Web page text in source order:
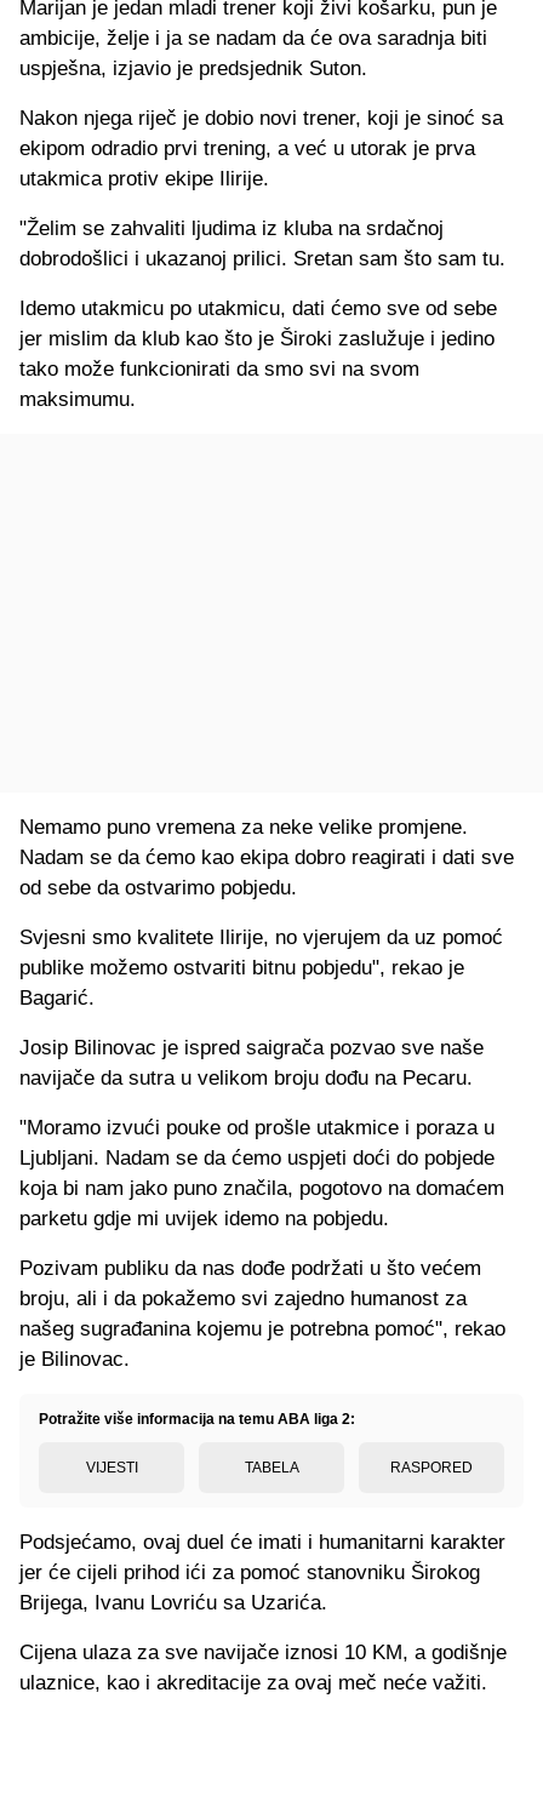
Marijan je jedan mladi trener koji živi košarku, pun je
ambicije, želje i ja se nadam da će ova saradnja biti
uspješna, izjavio je predsjednik Suton.
Nakon njega riječ je dobio novi trener, koji je sinoć sa
ekipom odradio prvi trening, a već u utorak je prva
utakmica protiv ekipe Ilirije.
"Želim se zahvaliti ljudima iz kluba na srdačnoj
dobrodošlici i ukazanoj prilici. Sretan sam što sam tu.
Idemo utakmicu po utakmicu, dati ćemo sve od sebe
jer mislim da klub kao što je Široki zaslužuje i jedino
tako može funkcionirati da smo svi na svom
maksimumu.
Nemamo puno vremena za neke velike promjene.
Nadam se da ćemo kao ekipa dobro reagirati i dati sve
od sebe da ostvarimo pobjedu.
Svjesni smo kvalitete Ilirije, no vjerujem da uz pomoć
publike možemo ostvariti bitnu pobjedu", rekao je
Bagarić.
Josip Bilinovac je ispred saigrača pozvao sve naše
navijače da sutra u velikom broju dođu na Pecaru.
"Moramo izvući pouke od prošle utakmice i poraza u
Ljubljani. Nadam se da ćemo uspjeti doći do pobjede
koja bi nam jako puno značila, pogotovo na domaćem
parketu gdje mi uvijek idemo na pobjedu.
Pozivam publiku da nas dođe podržati u što većem
broju, ali i da pokažemo svi zajedno humanost za
našeg sugrađanina kojemu je potrebna pomoć", rekao
je Bilinovac.
Potražite više informacija na temu ABA liga 2:
VIJESTI TABELA RASPORED
Podsjećamo, ovaj duel će imati i humanitarni karakter
jer će cijeli prihod ići za pomoć stanovniku Širokog
Brijega, Ivanu Lovriću sa Uzarića.
Cijena ulaza za sve navijače iznosi 10 KM, a godišnje
ulaznice, kao i akreditacije za ovaj meč neće važiti.